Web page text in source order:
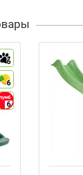
6
6
6